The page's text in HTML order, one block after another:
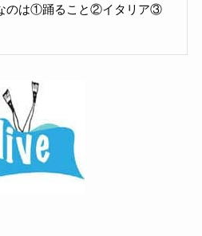
のは①踊ること②イタリア③